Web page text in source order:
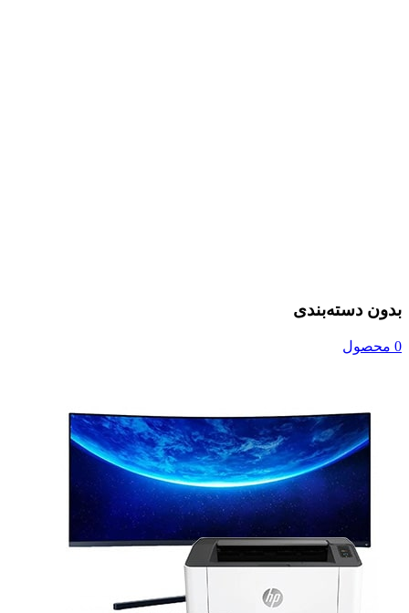
بدون دسته‌بندی
0 محصول